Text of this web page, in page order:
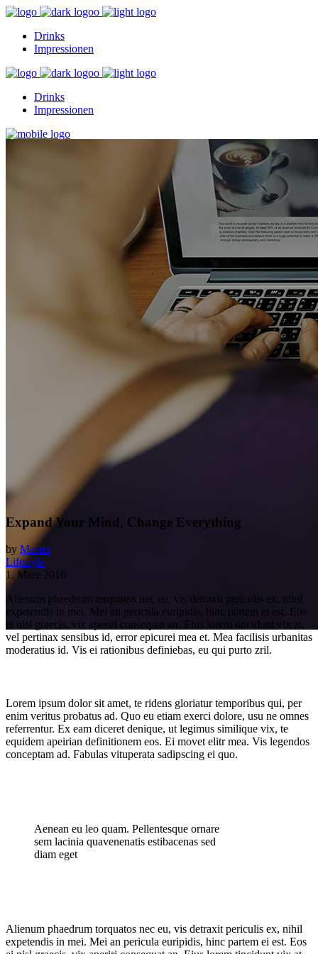
Drinks
Impressionen
Drinks
Impressionen
Blog
Expand Your Mind, Change Everything
by Master
Lifestyle
1. März 2016
Alienum phaedrum torquatos nec eu, vis detraxit periculis ex, nihil
expetendis in mei. Mei an pericula euripidis, hinc partem ei est. Eos
ei nisl graecis, vix aperiri consequat an. Eius lorem tincidunt vix at,
vel pertinax sensibus id, error epicurei mea et. Mea facilisis urbanitas
moderatius id. Vis ei rationibus definiebas, eu qui purto zril.
Lorem ipsum dolor sit amet, te ridens gloriatur temporibus qui, per
enim veritus probatus ad. Quo eu etiam exerci dolore, usu ne omnes
referrentur. Ex eam diceret denique, ut legimus similique vix, te
equidem apeirian definitionem eos. Ei movet elitr mea. Vis legendos
conceptam ad. Fabulas vituperata sadipscing ei quo.
Aenean eu leo quam. Pellentesque ornare
sem lacinia quavenenatis estibacenas sed
diam eget
Alienum phaedrum torquatos nec eu, vis detraxit periculis ex, nihil
expetendis in mei. Mei an pericula euripidis, hinc partem ei est. Eos